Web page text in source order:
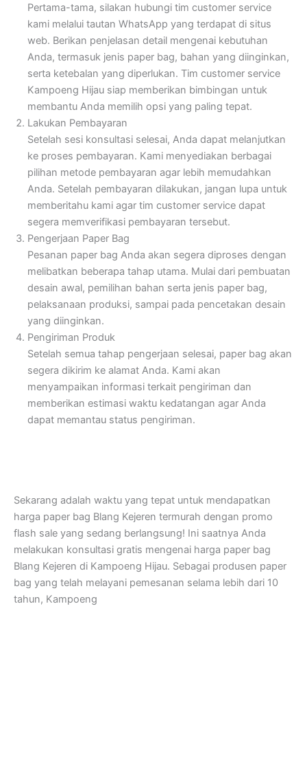
Pertama-tama, silakan hubungi tim customer service
kami melalui tautan WhatsApp yang terdapat di situs
web. Berikan penjelasan detail mengenai kebutuhan
Anda, termasuk jenis paper bag, bahan yang diinginkan,
serta ketebalan yang diperlukan. Tim customer service
Kampoeng Hijau siap memberikan bimbingan untuk
membantu Anda memilih opsi yang paling tepat.
Lakukan Pembayaran
Setelah sesi konsultasi selesai, Anda dapat melanjutkan
ke proses pembayaran. Kami menyediakan berbagai
pilihan metode pembayaran agar lebih memudahkan
Anda. Setelah pembayaran dilakukan, jangan lupa untuk
memberitahu kami agar tim customer service dapat
segera memverifikasi pembayaran tersebut.
Pengerjaan Paper Bag
Pesanan paper bag Anda akan segera diproses dengan
melibatkan beberapa tahap utama. Mulai dari pembuatan
desain awal, pemilihan bahan serta jenis paper bag,
pelaksanaan produksi, sampai pada pencetakan desain
yang diinginkan.
Pengiriman Produk
Setelah semua tahap pengerjaan selesai, paper bag akan
segera dikirim ke alamat Anda. Kami akan
menyampaikan informasi terkait pengiriman dan
memberikan estimasi waktu kedatangan agar Anda
dapat memantau status pengiriman.
Sekarang adalah waktu yang tepat untuk mendapatkan
harga paper bag Blang Kejeren termurah dengan promo
flash sale yang sedang berlangsung! Ini saatnya Anda
melakukan konsultasi gratis mengenai harga paper bag
Blang Kejeren di Kampoeng Hijau. Sebagai produsen paper
bag yang telah melayani pemesanan selama lebih dari 10
tahun, Kampoeng